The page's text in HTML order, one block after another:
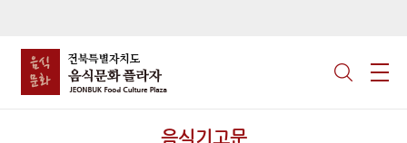
음식기고문